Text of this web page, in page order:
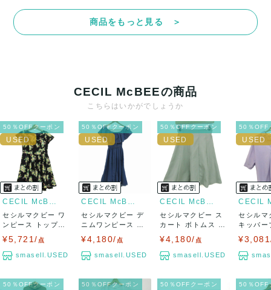
決済方法
送料：¥1,650 (見込み)
送料表を確認する
出荷目安：5営業日以内
出荷予定日：なるべく最短で発送致します。
兵庫県から出荷
商品をもっと見る ＞
CECIL McBEEの商品
こちらはいかがでしょうか
50％OFFクーポン
CECIL McBEE
セシルマクビー ワ
ンピース トップス
半袖 花柄 ...
¥5,721/ 点
smasell.USED
50％OFFクーポン
CECIL McBEE
セシルマクビー デ
ニムワンピース 半
袖 コットン1...
¥4,180/ 点
smasell.USED
50％OFFクーポン
CECIL McBEE
セシルマクビー ス
カート ボトムス フ
レア レディ...
¥4,180/ 点
smasell.USED
50％OFF
セシルマ
キッパー
シャツ
50％OFFクーポン 50％OFFクーポン 50％OFFクーポン 50％OFF